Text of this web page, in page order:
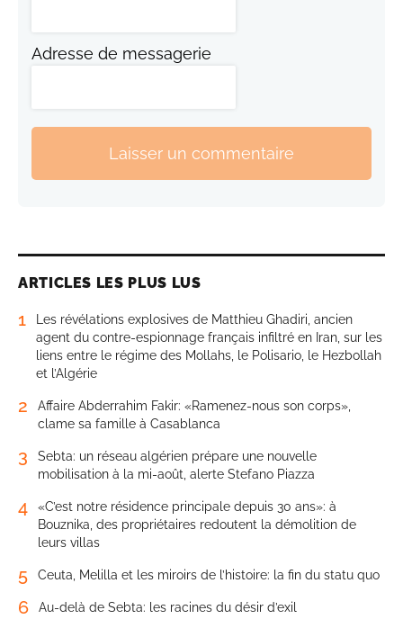
Adresse de messagerie
Laisser un commentaire
ARTICLES LES PLUS LUS
1
Les révélations explosives de Matthieu Ghadiri, ancien
agent du contre-espionnage français infiltré en Iran, sur les
liens entre le régime des Mollahs, le Polisario, le Hezbollah
et l’Algérie
2
Affaire Abderrahim Fakir: «Ramenez-nous son corps»,
clame sa famille à Casablanca
3
Sebta: un réseau algérien prépare une nouvelle
mobilisation à la mi-août, alerte Stefano Piazza
4
«C’est notre résidence principale depuis 30 ans»: à
Bouznika, des propriétaires redoutent la démolition de
leurs villas
5 Ceuta, Melilla et les miroirs de l’histoire: la fin du statu quo
6 Au-delà de Sebta: les racines du désir d’exil